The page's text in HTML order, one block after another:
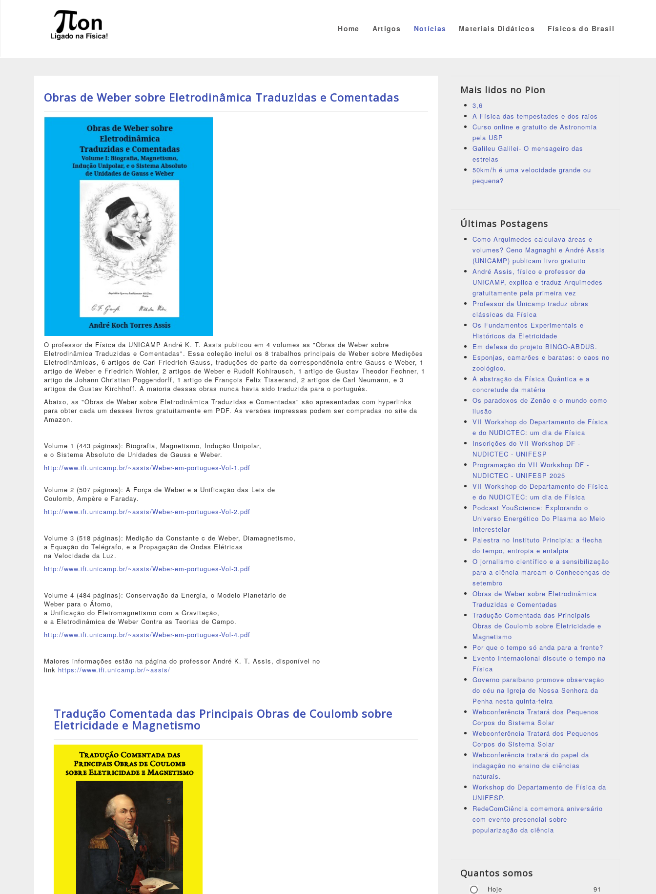
Home Artigos Notícias Materiais Didáticos Físicos do Brasil
Obras de Weber sobre Eletrodinâmica Traduzidas e Comentadas
O professor de Física da UNICAMP André K. T. Assis publicou em 4 volumes as "Obras de Weber sobre
Eletrodinâmica Traduzidas e Comentadas". Essa coleção inclui os 8 trabalhos principais de Weber sobre Medições
Eletrodinâmicas, 6 artigos de Carl Friedrich Gauss, traduções de parte da correspondência entre Gauss e Weber, 1
artigo de Weber e Friedrich Wohler, 2 artigos de Weber e Rudolf Kohlrausch, 1 artigo de Gustav Theodor Fechner, 1
artigo de Johann Christian Poggendorff, 1 artigo de François Felix Tisserand, 2 artigos de Carl Neumann, e 3
artigos de Gustav Kirchhoff. A maioria dessas obras nunca havia sido traduzida para o português.
Abaixo, as "Obras de Weber sobre Eletrodinâmica Traduzidas e Comentadas" são apresentadas com hyperlinks
para obter cada um desses livros gratuitamente em PDF. As versões impressas podem ser compradas no site da
Amazon.
Volume 1 (443 páginas): Biografia, Magnetismo, Indução Unipolar,
e o Sistema Absoluto de Unidades de Gauss e Weber.
http://www.ifi.unicamp.br/~assis/Weber-em-portugues-Vol-1.pdf
Volume 2 (507 páginas): A Força de Weber e a Unificação das Leis de
Coulomb, Ampère e Faraday.
http://www.ifi.unicamp.br/~assis/Weber-em-portugues-Vol-2.pdf
Volume 3 (518 páginas): Medição da Constante c de Weber, Diamagnetismo,
a Equação do Telégrafo, e a Propagação de Ondas Elétricas
na Velocidade da Luz.
http://www.ifi.unicamp.br/~assis/Weber-em-portugues-Vol-3.pdf
Volume 4 (484 páginas): Conservação da Energia, o Modelo Planetário de
Weber para o Átomo,
a Unificação do Eletromagnetismo com a Gravitação,
e a Eletrodinâmica de Weber Contra as Teorias de Campo.
http://www.ifi.unicamp.br/~assis/Weber-em-portugues-Vol-4.pdf
Maiores informações estão na página do professor André K. T. Assis, disponível no
link https://www.ifi.unicamp.br/~assis/
Tradução Comentada das Principais Obras de Coulomb sobre
Eletricidade e Magnetismo
Mais lidos no Pion
3,6
A Física das tempestades e dos raios
Curso online e gratuito de Astronomia
pela USP
Galileu Galilei- O mensageiro das
estrelas
50km/h é uma velocidade grande ou
pequena?
Últimas Postagens
Como Arquimedes calculava áreas e
volumes? Ceno Magnaghi e André Assis
(UNICAMP) publicam livro gratuito
André Assis, físico e professor da
UNICAMP, explica e traduz Arquimedes
gratuitamente pela primeira vez
Professor da Unicamp traduz obras
clássicas da Física
Os Fundamentos Experimentais e
Históricos da Eletricidade
Em defesa do projeto BINGO-ABDUS.
Esponjas, camarões e baratas: o caos no
zoológico.
A abstração da Física Quântica e a
concretude da matéria
Os paradoxos de Zenão e o mundo como
ilusão
VII Workshop do Departamento de Física
e do NUDICTEC: um dia de Física
Inscrições do VII Workshop DF -
NUDICTEC - UNIFESP
Programação do VII Workshop DF -
NUDICTEC - UNIFESP 2025
VII Workshop do Departamento de Física
e do NUDICTEC: um dia de Física
Podcast YouScience: Explorando o
Universo Energético Do Plasma ao Meio
Interestelar
Palestra no Instituto Principia: a flecha
do tempo, entropia e entalpia
O jornalismo científico e a sensibilização
para a ciência marcam o Conhecenças de
setembro
Obras de Weber sobre Eletrodinâmica
Traduzidas e Comentadas
Tradução Comentada das Principais
Obras de Coulomb sobre Eletricidade e
Magnetismo
Por que o tempo só anda para a frente?
Evento Internacional discute o tempo na
Física
Governo paraibano promove observação
do céu na Igreja de Nossa Senhora da
Penha nesta quinta-feira
Webconferência Tratará dos Pequenos
Corpos do Sistema Solar
Webconferência Tratará dos Pequenos
Corpos do Sistema Solar
Webconferência tratará do papel da
indagação no ensino de ciências
naturais.
Workshop do Departamento de Física da
UNIFESP.
RedeComCiência comemora aniversário
com evento presencial sobre
popularização da ciência
Quantos somos
Hoje
91